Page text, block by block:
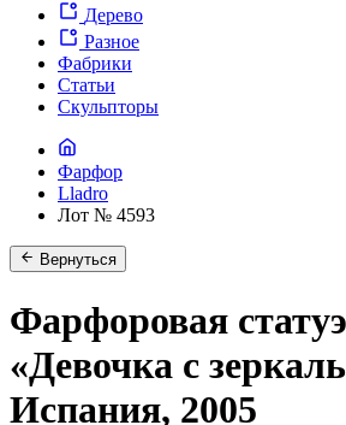
Дерево
Разное
Фабрики
Статьи
Скульпторы
Фарфор
Lladro
Лот № 4593
Вернуться
Фарфоровая
«Девочка с
Испания, 2005